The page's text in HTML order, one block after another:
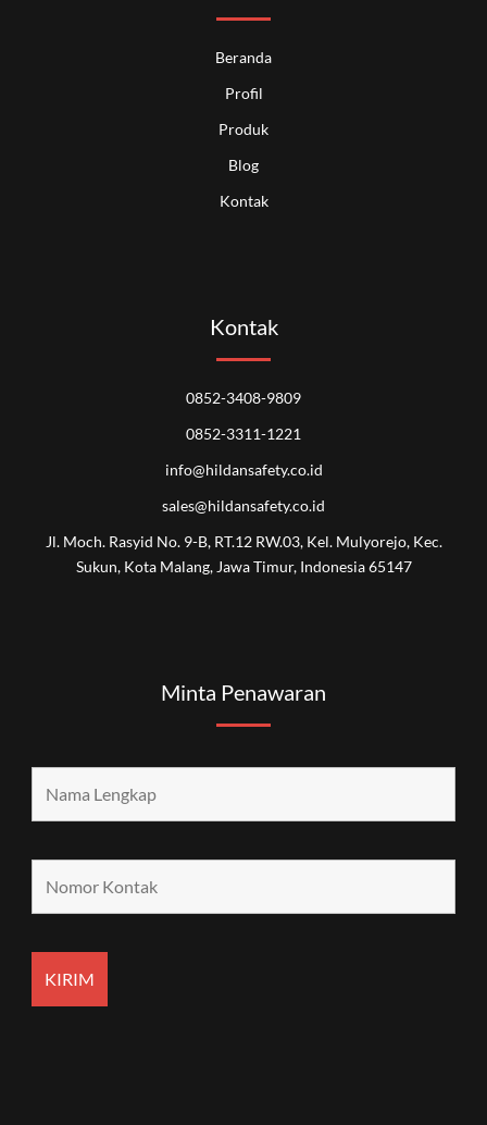
Beranda
Profil
Produk
Blog
Kontak
Kontak
0852-3408-9809
0852-3311-1221
info@hildansafety.co.id
sales@hildansafety.co.id
Jl. Moch. Rasyid No. 9-B, RT.12 RW.03, Kel. Mulyorejo, Kec.
Sukun, Kota Malang, Jawa Timur, Indonesia 65147
Minta Penawaran